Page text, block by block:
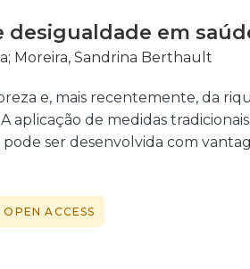
desigualdade em
; Moreira, Sandrina Berthault
e, mais recentemente, da
aplicação de medidas
ser desenvolvida com
contribuição para a
a aplicação das medidas
usando dados do último
OPEN ACCESS